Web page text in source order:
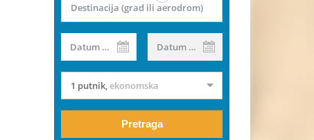
Destinacija (grad ili aerodrom)
Datum od Datum do
1 putnik,ekonomska
Pretraga